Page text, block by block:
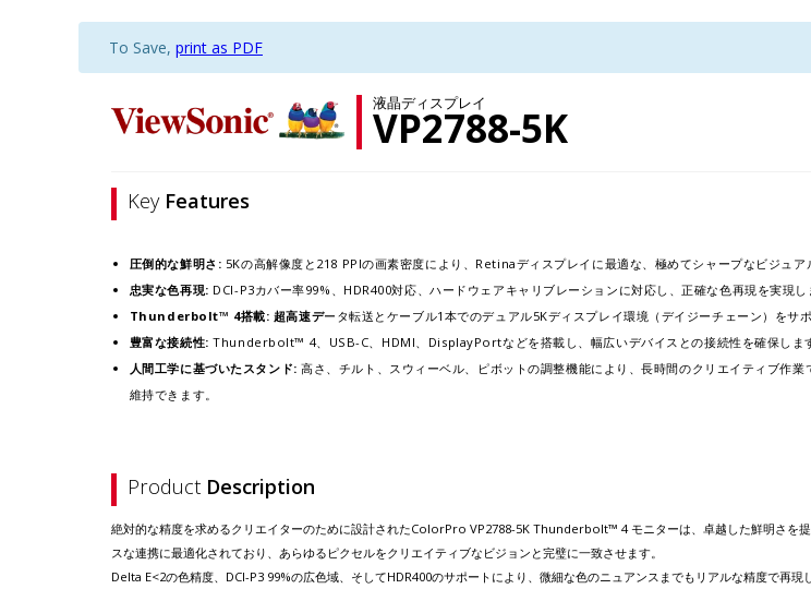
To Save, print as PDF
液晶ディスプレイ
VP2788-5K
Key Features
圧倒的な鮮明さ: 5Kの高解像度と218 PPIの画素密度により、Retinaディスプレイに最適な、極めてシャープなビジュア
忠実な色再現: DCI-P3カバー率99%、HDR400対応、ハードウェアキャリブレーションに対応し、正確な色再現を実現し
Thunderbolt™ 4搭載: 超高速データ転送とケーブル1本でのデュアル5Kディスプレイ環境（デイジーチェーン）をサポ
豊富な接続性: Thunderbolt™ 4、USB-C、HDMI、DisplayPortなどを搭載し、幅広いデバイスとの接続性を確保しま
人間工学に基づいたスタンド: 高さ、チルト、スウィーベル、ピボットの調整機能により、長時間のクリエイティブ作業
維持できます。​
Product Description
絶対的な精度を求めるクリエイターのために設計されたColorPro VP2788-5K Thunderbolt™ 4 モニターは、卓越した鮮明さを
スな連携に最適化されており、あらゆるピクセルをクリエイティブなビジョンと完璧に一致させます。
Delta E<2の色精度、DCI-P3 99%の広色域、そしてHDR400のサポートにより、微細な色のニュアンスまでもリアルな精度で